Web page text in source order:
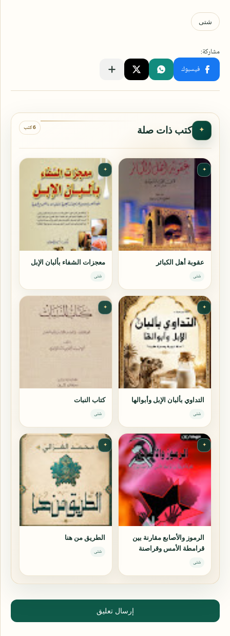
✦ كتب ذات صلة 6 كتب
✦
عقوبة أهل الكبائر
شتى
✦
معجزات الشفاء بألبان الإبل
شتى
✦
التداوي بألبان الإبل وأبوالها
شتى
✦
كتاب النبات
شتى
✦
الرموز والأصابع مقارنة بين
قرامطة الأمس وقراصنة
اليوم
شتى
✦
الطريق من هنا
شتى
إرسال تعليق